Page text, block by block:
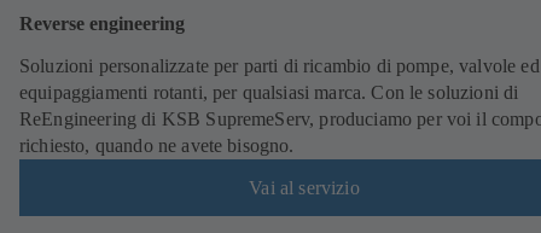
Reverse engineering
Soluzioni personalizzate per parti di ricambio di pompe, valvole ed
equipaggiamenti rotanti, per qualsiasi marca. Con le soluzioni di
ReEngineering di KSB SupremeServ, produciamo per voi il
richiesto, quando ne avete bisogno.
Vai al servizio